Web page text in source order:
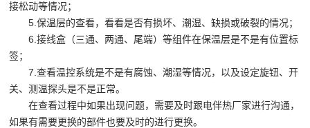
接松动等情况；
5.保温层的查看，看看是否有损坏、潮湿、缺损或破裂的情况；
6.接线盒（三通、两通、尾端）等组件在保温层是不是有位置标
签；
7.查看温控系统是不是有腐蚀、潮湿等情况，以及设定旋钮、开
关、测温探头是不是正常。
在查看过程中如果出现问题，需要及时跟电伴热厂家进行沟通，
如果有需要更换的部件也要及时的进行更换。